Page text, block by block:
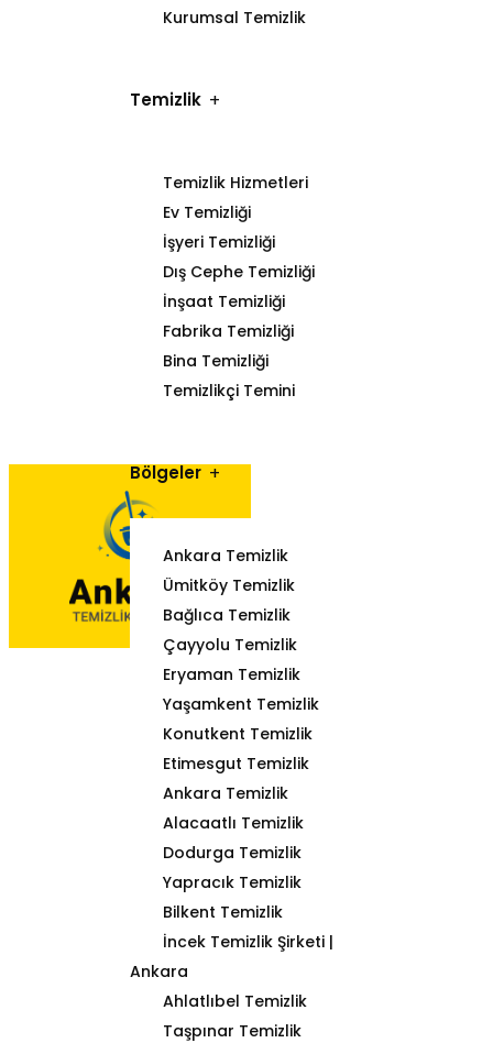
Kurumsal Temizlik
Temizlik
Temizlik Hizmetleri
Ev Temizliği
İşyeri Temizliği
Dış Cephe Temizliği
İnşaat Temizliği
Fabrika Temizliği
Bina Temizliği
Temizlikçi Temini
Bölgeler
Ankara Temizlik
Ümitköy Temizlik
Bağlıca Temizlik
Çayyolu Temizlik
Eryaman Temizlik
Yaşamkent Temizlik
Konutkent Temizlik
Etimesgut Temizlik
Ankara Temizlik
Alacaatlı Temizlik
Dodurga Temizlik
Yapracık Temizlik
Bilkent Temizlik
İncek Temizlik Şirketi |
Ankara
Ahlatlıbel Temizlik
Taşpınar Temizlik